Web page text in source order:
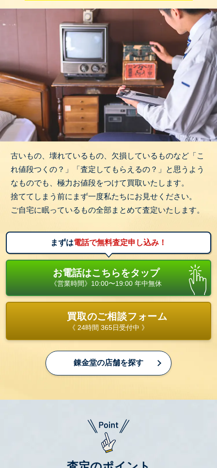
古いもの、壊れているもの、欠損しているものなど「こ
れ値段つくの？」「査定してもらえるの？」と思うよう
なものでも、極力お値段をつけて買取いたします。
捨ててしまう前にまず一度私たちにお見せください。
ご自宅に眠っているもの全部まとめて査定いたします。
まずは電話で無料査定申し込み！
お電話はこちらをタップ
《営業時間》10:00〜19:00 年中無休
買取のご相談フォーム
《 24時間 365日受付中 》
錬金堂の店舗を探す